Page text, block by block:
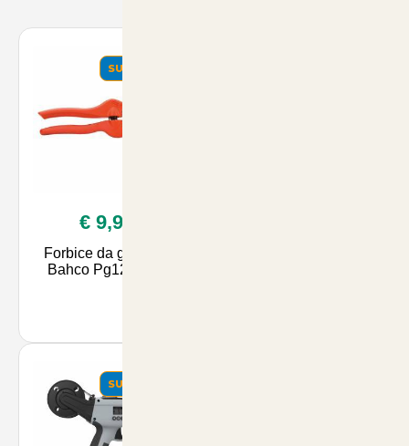
SUMMER
€ 9,90
Forbice da giardino
Bahco Pg12 21cm
SUMMER